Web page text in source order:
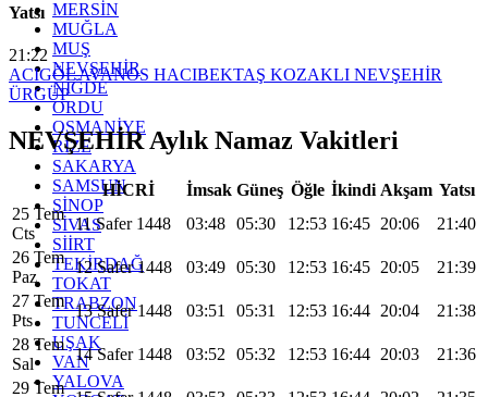
MERSİN
MUĞLA
MUŞ
NEVŞEHİR
NİĞDE
ORDU
OSMANİYE
RİZE
SAKARYA
SAMSUN
SİNOP
SİVAS
SİİRT
TEKİRDAĞ
TOKAT
TRABZON
TUNCELİ
UŞAK
VAN
YALOVA
Yatsı
21:22
ACIGÖLAVANOS HACIBEKTAŞ KOZAKLI NEVŞEHİR
ÜRGÜP
NEVŞEHİR Aylık Namaz Vakitleri
HİCRİ İmsak Güneş Öğle İkindi Akşam Yatsı
25 Tem
Cts
11 Safer 1448 03:48 05:30 12:53 16:45 20:06
21:40
26 Tem
Paz
12 Safer 1448 03:49 05:30 12:53 16:45 20:05
21:39
27 Tem
Pts
13 Safer 1448 03:51 05:31 12:53 16:44 20:04
21:38
28 Tem
Sal
14 Safer 1448 03:52 05:32 12:53 16:44 20:03
21:36
29 Tem